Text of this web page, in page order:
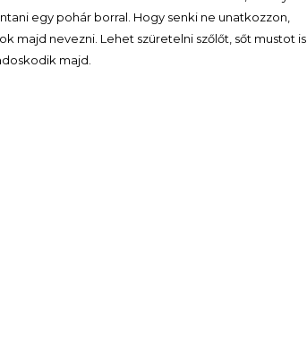
egy pohár borral. Hogy senki ne unatkozzon,
majd nevezni. Lehet szüretelni szőlőt, sőt mustot is
majd.